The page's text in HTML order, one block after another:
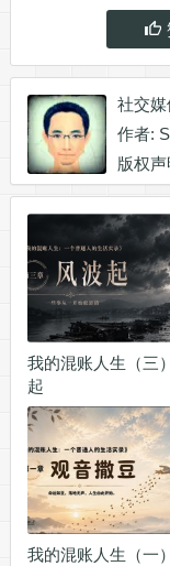
社交媒
作者:
版权
我的混账人生（三
起
我的混账人生（一